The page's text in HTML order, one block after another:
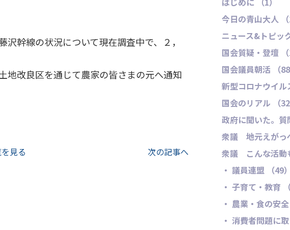
幹線の状況について現在調査中で、２，
地改良区を通じて農家の皆さまの元へ通知
見る 次の記事へ
今日の青山大人 （
ニュース&トピッ
国会質疑・登壇 （
国会議員朝活 （88
新型コロナウイル
国会のリアル （
政府に聞いた。質
衆議 地元えがっ
衆議 こんな活動
・ 議員連盟 （49）
・ 子育て・教育
・ 農業・食の安全
・ 消費者問題に